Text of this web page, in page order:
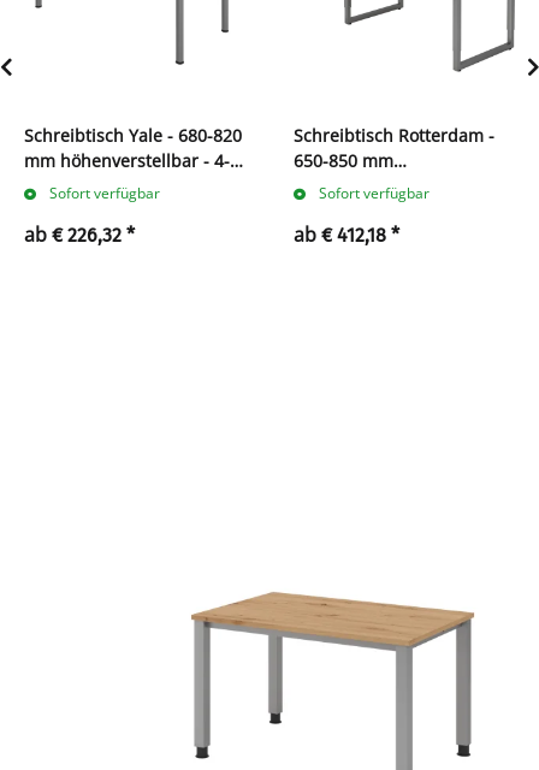
Schreibtisch Yale - 680-820
mm höhenverstellbar - 4-
FußSofort verfügbar
ab € 226,32 *
Schreibtisch Rotterdam -
650-850 mm
höheneinstellbar - O-Fuß
Sofort verfügbar
ab € 412,18 *